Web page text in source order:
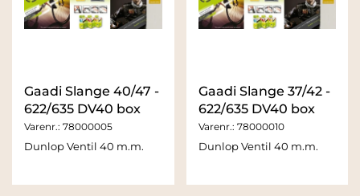
Gaadi Slange 40/47 -
622/635 DV40 box
Varenr.: 78000005
Dunlop Ventil 40 m.m.
Gaadi Slange 37/42 -
622/635 DV40 box
Varenr.: 78000010
Dunlop Ventil 40 m.m.